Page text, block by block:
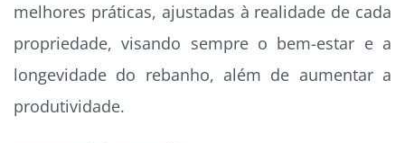
melhores práticas, ajustadas à realidade de cada
propriedade, visando sempre o bem-estar e a
longevidade do rebanho, além de aumentar a
produtividade.